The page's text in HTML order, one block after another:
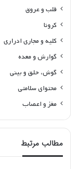
قلب و عروق
کرونا
کلیه و مجاری ادراری
گوارش و معده
گوش، حلق و بینی
محتوای سلامتی
مغز و اعصاب
مطالب مرتبط